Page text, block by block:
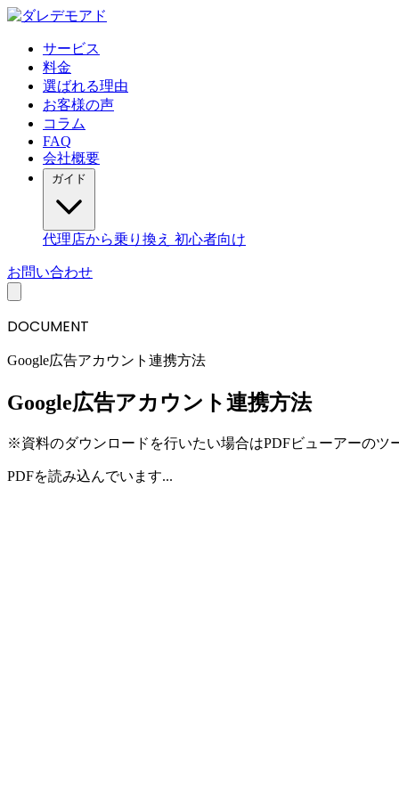
サービス
料金
選ばれる理由
お客様の声
コラム
FAQ
会社概要
代理店から乗り換え 初心者向け
お問い合わせ
DOCUMENT
Google広告アカウント連携方法
Google広告アカウント連携方法
※資料のダウンロードを行いたい場合はPDFビューアーのツ
PDFを読み込んでいます...